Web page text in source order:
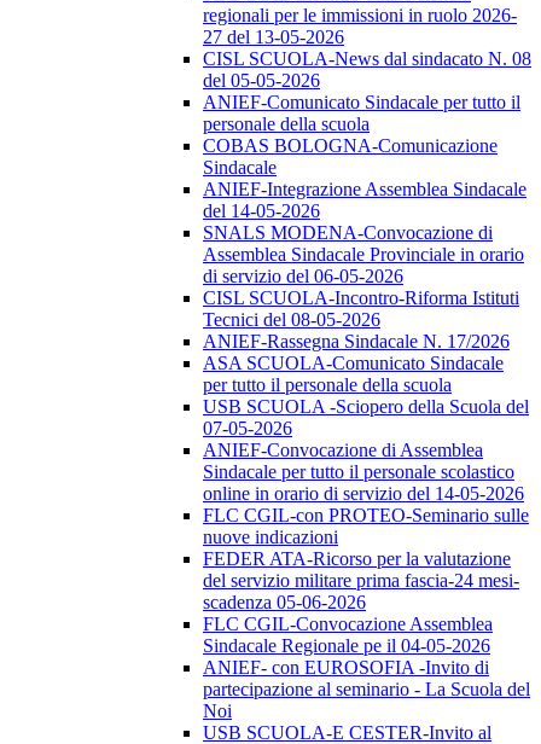
regionali per le immissioni in ruolo 2026-
27 del 13-05-2026
CISL SCUOLA-News dal sindacato N. 08
del 05-05-2026
ANIEF-Comunicato Sindacale per tutto il
personale della scuola
COBAS BOLOGNA-Comunicazione
Sindacale
ANIEF-Integrazione Assemblea Sindacale
del 14-05-2026
SNALS MODENA-Convocazione di
Assemblea Sindacale Provinciale in orario
di servizio del 06-05-2026
CISL SCUOLA-Incontro-Riforma Istituti
Tecnici del 08-05-2026
ANIEF-Rassegna Sindacale N. 17/2026
ASA SCUOLA-Comunicato Sindacale
per tutto il personale della scuola
USB SCUOLA -Sciopero della Scuola del
07-05-2026
ANIEF-Convocazione di Assemblea
Sindacale per tutto il personale scolastico
online in orario di servizio del 14-05-2026
FLC CGIL-con PROTEO-Seminario sulle
nuove indicazioni
FEDER ATA-Ricorso per la valutazione
del servizio militare prima fascia-24 mesi-
scadenza 05-06-2026
FLC CGIL-Convocazione Assemblea
Sindacale Regionale pe il 04-05-2026
ANIEF- con EUROSOFIA -Invito di
partecipazione al seminario - La Scuola del
Noi
USB SCUOLA-E CESTER-Invito al